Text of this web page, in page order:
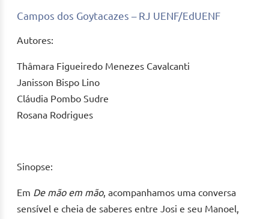
Campos dos Goytacazes – RJ UENF/EdUENF
Autores:
Thâmara Figueiredo Menezes Cavalcanti
Janisson Bispo Lino
Cláudia Pombo Sudre
Rosana Rodrigues
Sinopse:
Em De mão em mão, acompanhamos uma conversa
sensível e cheia de saberes entre Josi e seu Manoel,